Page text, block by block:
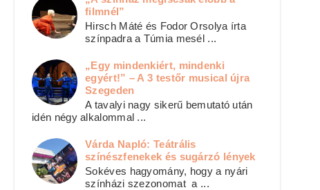
filmnél”
Hirsch Máté és Fodor Orsolya írta
színpadra a Túmia mesél ...
„Egy mindenkiért, mindenki
egyért!” – A 3 testőr musical újra
Szegeden
A tavalyi nagy sikerű bemutató után
idén négy alkalommal ...
Várda Napló: Teátrális
színészfenekek és sugárzó lények
Sokéves hagyomány, hogy a nyári
színházi szezonomat a ...